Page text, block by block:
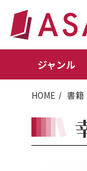
ジャンル
HOME 書籍